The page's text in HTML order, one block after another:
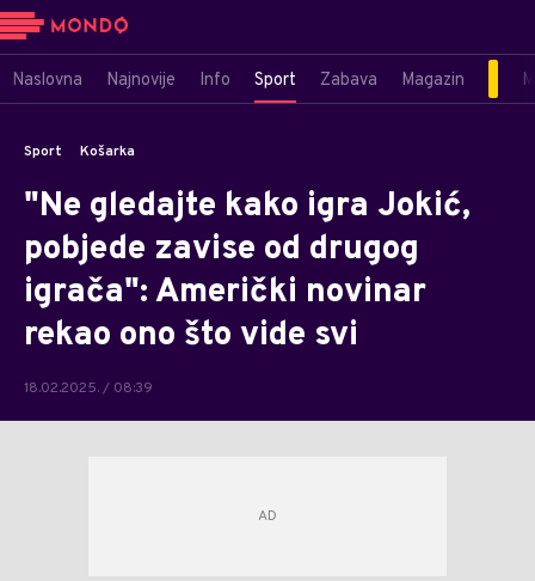
Naslovna Najnovije Info Sport Zabava Magazin
Sport Košarka
"Ne gledajte kako igra Jokić,
pobjede zavise od drugog
igrača": Američki novinar
rekao ono što vide svi
18.02.2025. / 08:39